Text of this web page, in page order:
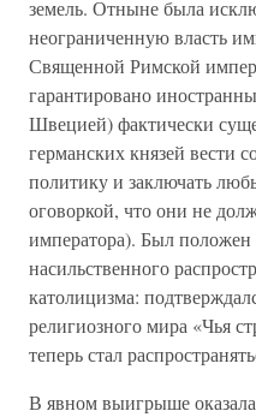
земель. Отныне была
неограниченную власть
Священной Римской
гарантировано
Швецией) фактически
германских князей
политику и заключать
оговоркой, что они не
императора). Был
насильственного
католицизма:
религиозного мира «Чья
теперь стал
В явном выигрыше